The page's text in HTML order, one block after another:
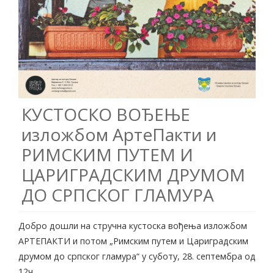
КУСТОСКO ВОЂЕЊE
изложбом АртеПакти и
РИМСКИМ ПУТЕМ И
ЦАРИГРАДСКИМ ДРУМОМ
ДО СРПСКОГ ГЛАМУРА
Добро дошли на стручнa кустоскa вођењa изложбом
АРТЕПАКТИ и потом „Римским путем и Цариградским
друмом до српског гламура“ у суботу, 28. септембра од